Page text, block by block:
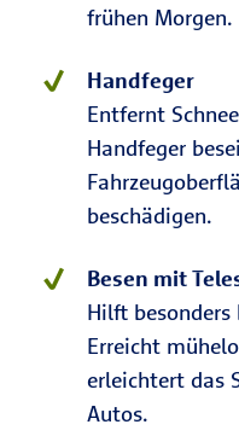
frühen Morgen.
Handfeger
Entfernt
Handfeger
beschädigen.
Besen mit
Hilft besonders
Erreicht
erleichtert das
Autos.